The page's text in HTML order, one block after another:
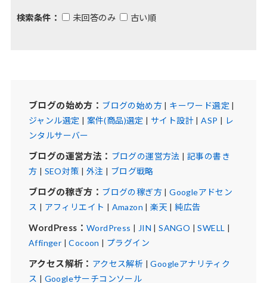
検索条件： 未回答のみ 古い順
ブログの始め方： ブログの始め方| キーワード選定 |
ジャンル選定 | 案件(商品)選定 | サイト設計|ASP | レ
ンタルサーバー
ブログの運営方法： ブログの運営方法 | 記事の書き
方 | SEO対策 | 外注 | ブログ戦略
ブログの稼ぎ方： ブログの稼ぎ方|Googleアドセン
ス | アフィリエイト | Amazon |楽天 |純広告
WordPress： WordPress | JIN |SANGO |SWELL |
Affinger |Cocoon | プラグイン
アクセス解析： アクセス解析 |Googleアナリティク
ス | Googleサーチコンソール